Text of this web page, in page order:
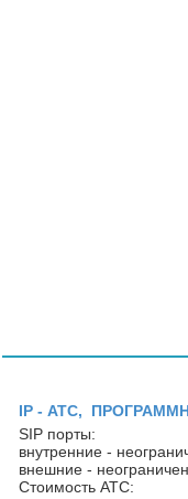
IP - АТC,
SIP порты:
внутренние -
внешние -
Стоимость АТС: